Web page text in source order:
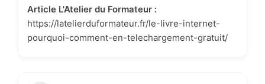
Article L'Atelier du Formateur :
https://latelierduformateur.fr/le-livre-internet-
pourquoi-comment-en-telechargement-gratuit/